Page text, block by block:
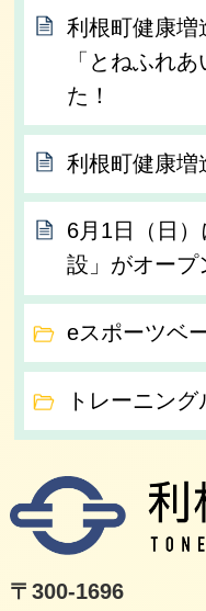
利根町健康増
「とねふれ
た！
利根町健康増
6月1日（日
設」がオープ
eスポーツベ
トレーニング
〒300-1696